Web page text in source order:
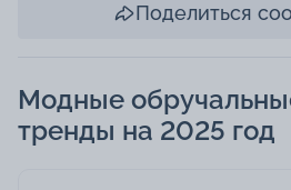
Модные
тренды на 2025 год
Поделиться